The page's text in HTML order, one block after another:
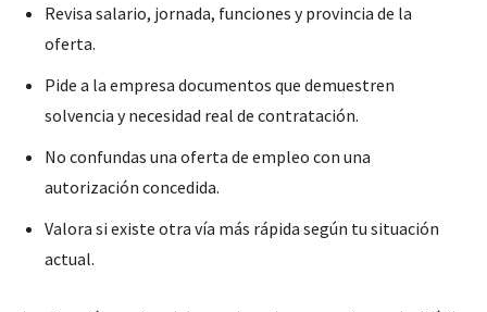
Revisa salario, jornada, funciones y provincia de la
oferta.
Pide a la empresa documentos que demuestren
solvencia y necesidad real de contratación.
No confundas una oferta de empleo con una
autorización concedida.
Valora si existe otra vía más rápida según tu situación
actual.